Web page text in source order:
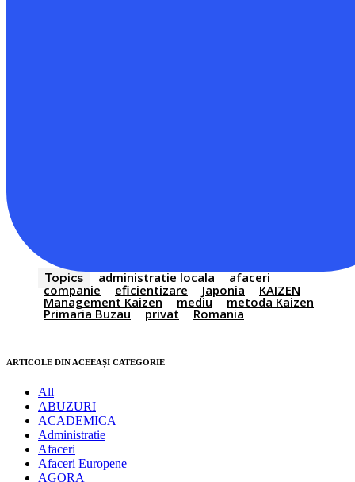
Topics administratie locala
afaceri
companie
eficientizare Japonia KAIZEN
Management Kaizen mediu metoda Kaizen
Primaria Buzau privat Romania
ARTICOLE DIN ACEEAȘI CATEGORIE
All
ABUZURI
ACADEMICA
Administratie
Afaceri
Afaceri Europene
AGORA